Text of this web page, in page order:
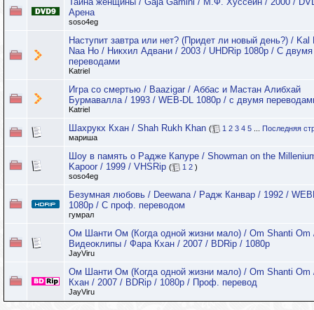
Арена
soso4eg
Наступит завтра или нет? (Придет ли новый день?) / Kal
Naa Ho / Никхил Адвани / 2003 / UHDRip 1080p / С двумя
переводами
Katriel
Игра со смертью / Baazigar / Аббас и Мастан Алибхай
Бурмавалла / 1993 / WEB-DL 1080p / с двумя
Katriel
Шахрукх Кхан / Shah Rukh Khan ( 1 2 3 4 5
Последняя
мариша
Шоу в память о Радже Капуре / Showman on the
Kapoor / 1999 / VHSRip ( 1 2 )
soso4eg
Безумная любовь / Deewana / Радж Канвар / 1992 /
1080p / С проф. переводом
гумрал
Ом Шанти Ом (Когда одной жизни мало) / Om Shanti Om
Видеоклипы / Фара Кхан / 2007 / BDRip / 1080p
JayViru
Ом Шанти Ом (Когда одной жизни мало) / Om Shanti Om
Кхан / 2007 / BDRip / 1080p / Проф. перевод
JayViru